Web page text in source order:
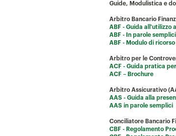
Guide, Modulistica e
Arbitro Bancario
ABF - Guida all'utilizzo
ABF - In parole semplici
ABF - Modulo di ricorso
Arbitro per le
ACF - Guida pratica
ACF – Brochure
Arbitro Assicurativo
AAS - Guida alla
AAS in parole semplici
Conciliatore Bancario
CBF - Regolamento